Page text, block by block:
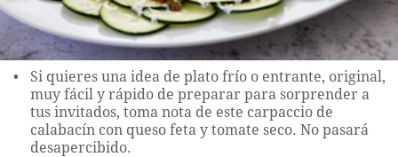
Si quieres una idea de plato frío o entrante, original,
muy fácil y rápido de preparar para sorprender a
tus invitados, toma nota de este carpaccio de
calabacín con queso feta y tomate seco. No pasará
desapercibido.